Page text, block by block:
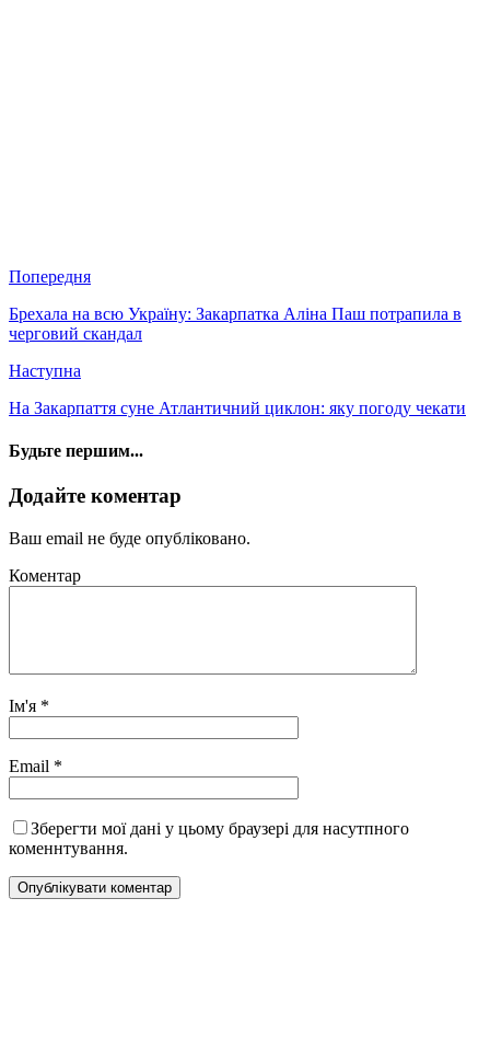
Попередня
Брехала на всю Україну: Закарпатка Аліна Паш потрапила в
черговий скандал
Наступна
На Закарпаття суне Атлантичний циклон: яку погоду чекати
Будьте першим...
Додайте коментар
Ваш email не буде опубліковано.
Коментар
Ім'я *
Email *
Зберегти мої дані у цьому браузері для насутпного
коменнтування.